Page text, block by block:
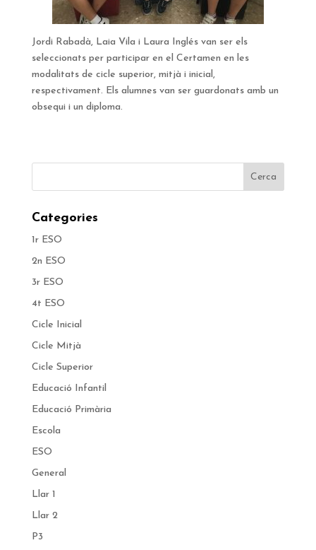
Jordi Rabadà, Laia Vila i Laura Inglés van ser els
seleccionats per participar en el Certamen en les
modalitats de cicle superior, mitjà i inicial,
respectivament. Els alumnes van ser guardonats amb un
obsequi i un diploma.
Categories
1r ESO
2n ESO
3r ESO
4t ESO
Cicle Inicial
Cicle Mitjà
Cicle Superior
Educació Infantil
Educació Primària
Escola
ESO
General
Llar 1
Llar 2
P3